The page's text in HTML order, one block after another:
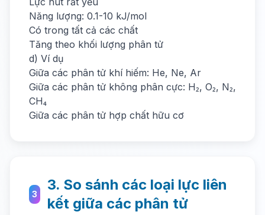
Năng lượng: 0.1-10 kJ/mol
Có trong tất cả các chất
Tăng theo khối lượng phân tử
d) Ví dụ
Giữa các phân tử khí hiếm: He, Ne, Ar
Giữa các phân tử không phân cực: H₂, O₂, N₂,
CH₄
Giữa các phân tử hợp chất hữu cơ
3
3. So sánh các loại lực liên
kết giữa các phân tử